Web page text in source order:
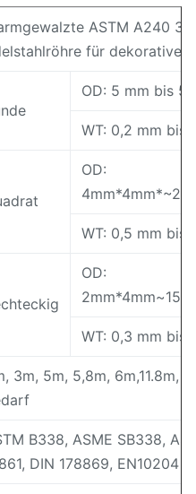
ASTM A240
für dekorative
OD: 5 mm bis
WT: 0,2 mm bis
OD:
WT: 0,5 mm bis
OD:
WT: 0,3 mm bis
3m, 5m, 5,8m, 6m,11.8m,
B338, ASME SB338,
DIN 178869, EN10204